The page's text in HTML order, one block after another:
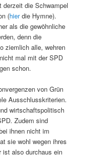
die Schwampel
(hierdie Hymne).
als die gewöhnliche
denn die
ziemlich alle, wehren
mal mit der SPD
schon.
von Grün
Ausschlusskriterien.
wirtschaftspolitisch
Zudem sind
ihnen nicht im
sie wohl wegen ihres
ist also durchaus ein